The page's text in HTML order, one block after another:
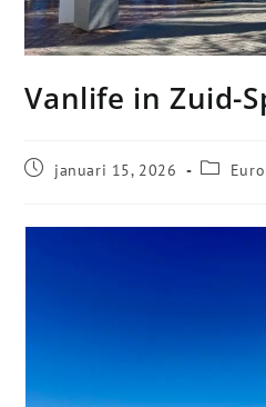
Vanlife in Zuid-
januari 15, 2026